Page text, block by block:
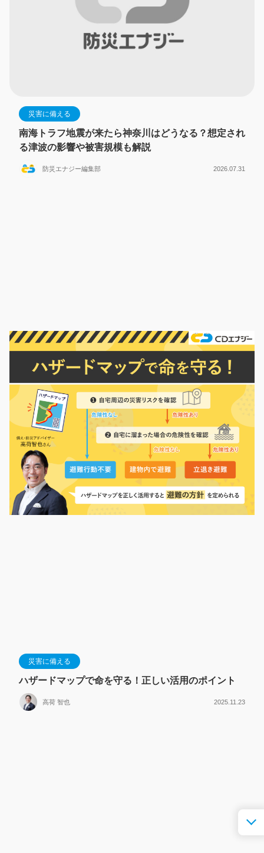
災害に備える
南海トラフ地震が来たら神奈川はどうなる？想定され
る津波の影響や被害規模も解説
防災エナジー編集部 2026.07.31
災害に備える
ハザードマップで命を守る！正しい活用のポイント
高荷 智也 2025.11.23